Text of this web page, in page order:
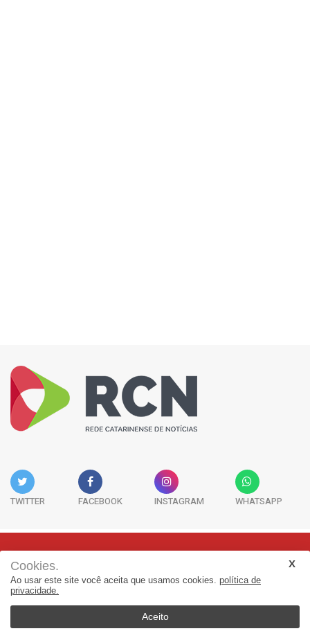
TWITTER FACEBOOK INSTAGRAM WHATSAPP
Rua Adolfo Melo, 38 - Sala 902 - Centro | Florianópolis-SC | CEP:
88015-090
(48) 3298-7979 | jornalismo@adjorisc.com.br
© 2025, Rede Catarinense de Noticias - RCN. Todos os direitos
Cookies.
Ao usar este site você aceita que usamos cookies. política de
privacidade.
Aceito